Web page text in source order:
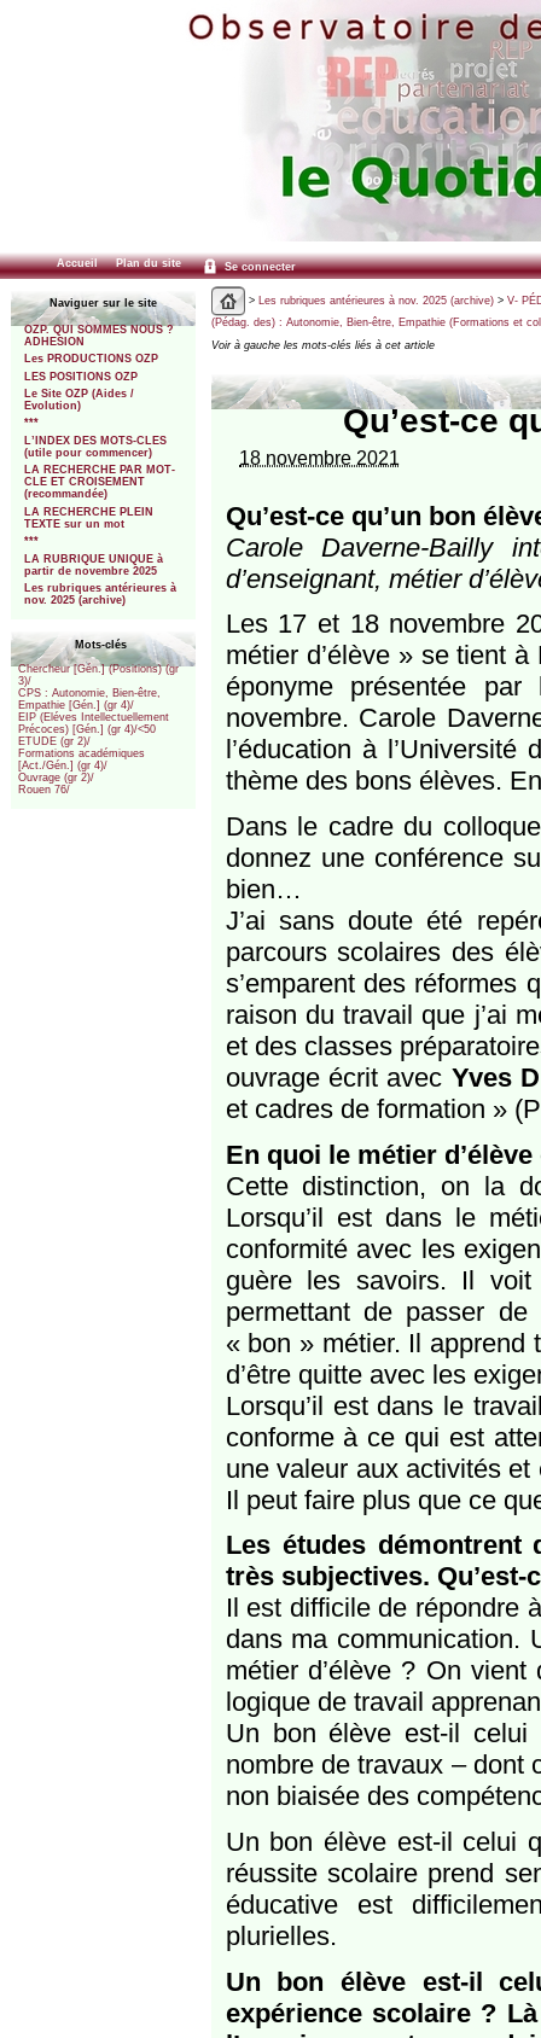
Accueil Plan du site Se connecter
Naviguer sur le site
OZP. QUI SOMMES NOUS ?
ADHESION
Les PRODUCTIONS OZP
LES POSITIONS OZP
Le Site OZP (Aides /
Evolution)
***
L’INDEX DES MOTS-CLES
(utile pour commencer)
LA RECHERCHE PAR MOT-
CLE ET CROISEMENT
(recommandée)
LA RECHERCHE PLEIN
TEXTE sur un mot
***
LA RUBRIQUE UNIQUE à
partir de novembre 2025
Les rubriques antérieures à
nov. 2025 (archive)
Mots-clés
Chercheur [Gén.] (Positions) (gr
3)/
CPS : Autonomie, Bien-être,
Empathie [Gén.] (gr 4)/
EIP (Eléves Intellectuellement
Précoces) [Gén.] (gr 4)/<50
ETUDE (gr 2)/
Formations académiques
[Act./Gén.] (gr 4)/
Ouvrage (gr 2)/
Rouen 76/
> Les rubriques antérieures à nov. 2025 (archive)> V-
(Pédag. des) : Autonomie, Bien-être, Empathie (Formations et
Voir à gauche les mots-clés liés à cet article
Qu’est-ce
18 novembre 2021
Qu’est-ce qu’un bon
Carole Daverne-Bailly
d’enseignant, métier
Les 17 et 18 novembre
métier d’élève » se tient
éponyme présentée par
novembre. Carole
l’éducation à
thème des bons élèves.
Dans le cadre du
donnez une conférence
bien…
J’ai sans doute été
parcours scolaires des
s’emparent des réformes
raison du travail que j’ai
et des classes
ouvrage écrit avec Yves
et cadres de formation »
En quoi le métier
Cette distinction, on la
Lorsqu’il est dans le
conformité avec les
guère les savoirs. Il voit
permettant de passer
« bon » métier. Il apprend
d’être quitte avec les
Lorsqu’il est dans le
conforme à ce qui est
une valeur aux activités et
Il peut faire plus que ce
Les études
très subjectives. Qu’est-
Il est difficile de répondre
dans ma communication.
métier d’élève ? On vient
logique de travail
Un bon élève est-il celui
nombre de travaux – dont
non biaisée des
Un bon élève est-il celui
réussite scolaire prend
éducative est
plurielles.
Un bon élève est-il
expérience scolaire ?